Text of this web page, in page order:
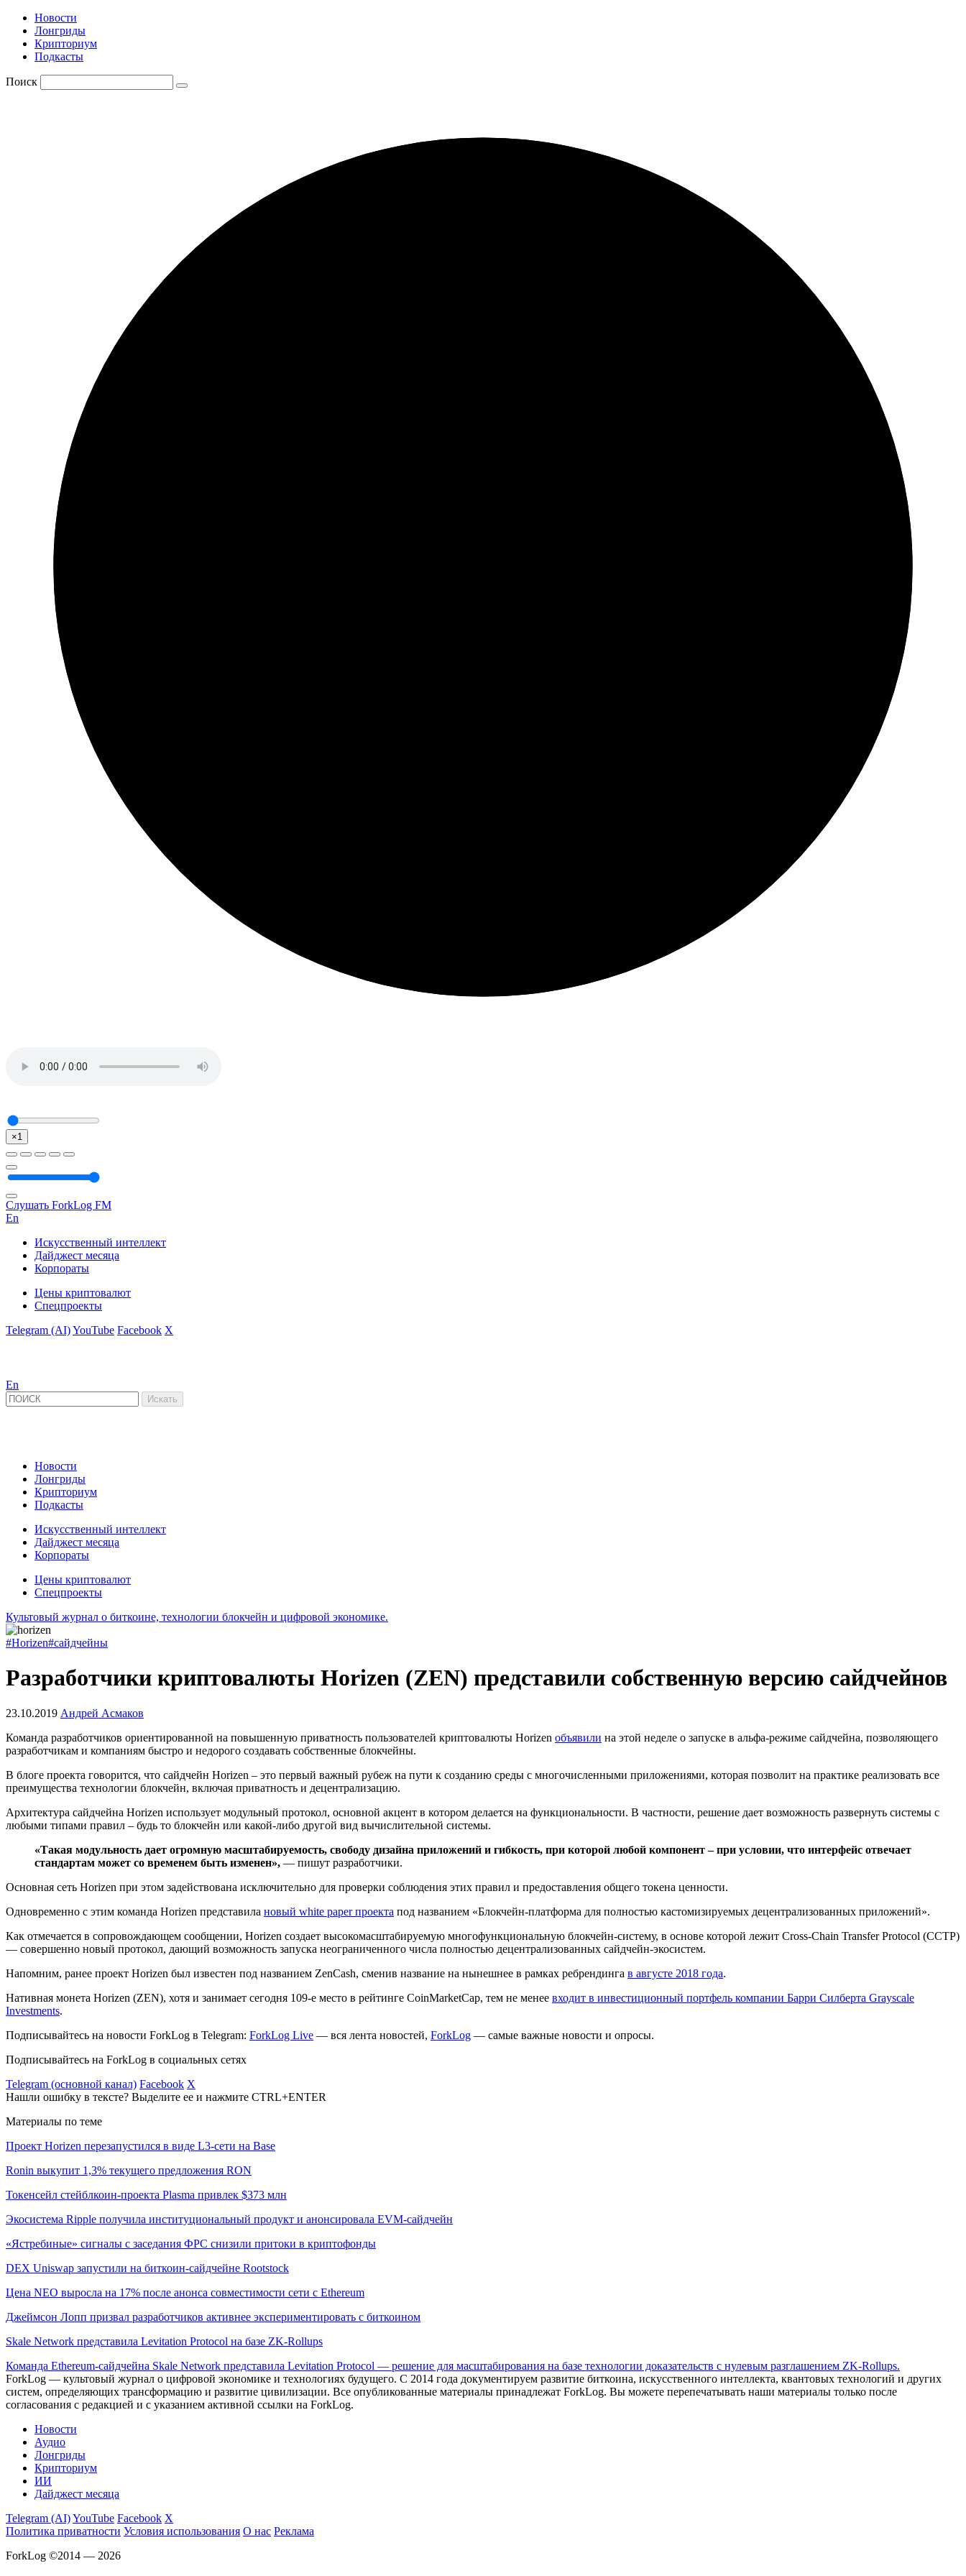
Новости
Лонгриды
Крипториум
Подкасты
Поиск
×1
Слушать ForkLog FM
En
Искусственный интеллект
Дайджест месяца
Корпораты
Цены криптовалют
Спецпроекты
Telegram (AI)YouTube Facebook X
En
Новости
Лонгриды
Крипториум
Подкасты
Искусственный интеллект
Дайджест месяца
Корпораты
Цены криптовалют
Спецпроекты
Культовый журнал о биткоине, технологии блокчейн и цифровой экономике.
#Horizen#сайдчейны
Разработчики криптовалюты Horizen (ZEN) представили собственную версию сайдчейнов
23.10.2019 Андрей Асмаков
Команда разработчиков ориентированной на повышенную приватность пользователей криптовалюты Horizen объявили на этой неделе о запуске в альфа-режиме сайдчейна, позволяющего
разработчикам и компаниям быстро и недорого создавать собственные блокчейны.
В блоге проекта говорится, что сайдчейн Horizen – это первый важный рубеж на пути к созданию среды с многочисленными приложениями, которая позволит на практике реализовать все
преимущества технологии блокчейн, включая приватность и децентрализацию.
Архитектура сайдчейна Horizen использует модульный протокол, основной акцент в котором делается на функциональности. В частности, решение дает возможность развернуть системы с
любыми типами правил – будь то блокчейн или какой-либо другой вид вычислительной системы.
«Такая модульность дает огромную масштабируемость, свободу дизайна приложений и гибкость, при которой любой компонент – при условии, что интерфейс отвечает
стандартам может со временем быть изменен», — пишут разработчики.
Основная сеть Horizen при этом задействована исключительно для проверки соблюдения этих правил и предоставления общего токена ценности.
Одновременно с этим команда Horizen представила новый white paper проекта под названием «Блокчейн-платформа для полностью кастомизируемых децентрализованных приложений».
Как отмечается в сопровождающем сообщении, Horizen создает высокомасштабируемую многофункциональную блокчейн-систему, в основе которой лежит Cross-Chain Transfer Protocol (CCTP)
— совершенно новый протокол, дающий возможность запуска неограниченного числа полностью децентрализованных сайдчейн-экосистем.
Напомним, ранее проект Horizen был известен под названием ZenCash, сменив название на нынешнее в рамках ребрендинга в августе 2018 года.
Нативная монета Horizen (ZEN), хотя и занимает сегодня 109-е место в рейтинге CoinMarketCap, тем не менее входит в инвестиционный портфель компании Барри Силберта Grayscale
Investments.
Подписывайтесь на новости ForkLog в Telegram: ForkLog Live — вся лента новостей, ForkLog — самые важные новости и опросы.
Подписывайтесь на ForkLog в социальных сетях
Telegram (основной канал) Facebook X
Нашли ошибку в тексте? Выделите ее и нажмите CTRL+ENTER
Материалы по теме
Проект Horizen перезапустился в виде L3-сети на Base
Ronin выкупит 1,3% текущего предложения RON
Токенсейл стейблкоин-проекта Plasma привлек $373 млн
Экосистема Ripple получила институциональный продукт и анонсировала EVM-сайдчейн
«Ястребиные» сигналы с заседания ФРС снизили притоки в криптофонды
DEX Uniswap запустили на биткоин-сайдчейне Rootstock
Цена NEO выросла на 17% после анонса совместимости сети с Ethereum
Джеймсон Лопп призвал разработчиков активнее экспериментировать с биткоином
Skale Network представила Levitation Protocol на базе ZK-Rollups
Команда Ethereum-сайдчейна Skale Network представила Levitation Protocol — решение для масштабирования на базе технологии доказательств с нулевым разглашением ZK-Rollups.
ForkLog — культовый журнал о цифровой экономике и технологиях будущего. С 2014 года документируем развитие биткоина, искусственного интеллекта, квантовых технологий и других
систем, определяющих трансформацию и развитие цивилизации. Все опубликованные материалы принадлежат ForkLog. Вы можете перепечатывать наши материалы только после
согласования с редакцией и с указанием активной ссылки на ForkLog.
Новости
Аудио
Лонгриды
Крипториум
ИИ
Дайджест месяца
Telegram (AI)YouTube Facebook X
Политика приватности Условия использования О нас Реклама
ForkLog ©2014 — 2026